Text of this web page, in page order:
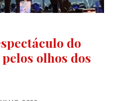
do
olhos dos
O espectáculo do NOS